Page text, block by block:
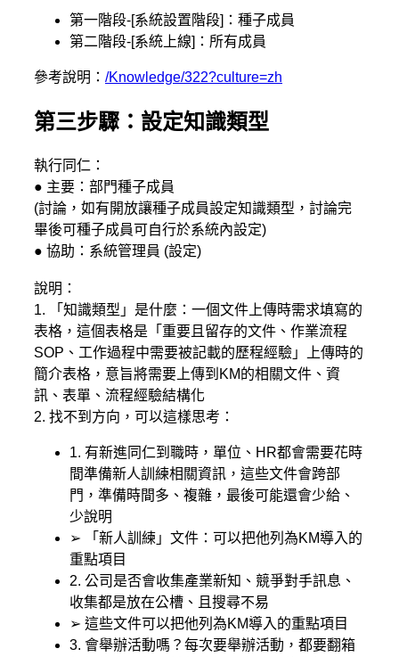
第一階段-[系統設置階段]：種子成員
第二階段-[系統上線]：所有成員
參考說明： /Knowledge/322?culture=zh
第三步驟：設定知識類型
執行同仁：
● 主要：部門種子成員
(討論，如有開放讓種子成員設定知識類型，討論完
畢後可種子成員可自行於系統內設定)
● 協助：系統管理員 (設定)
說明：
1. 「知識類型」是什麼：一個文件上傳時需求填寫的
表格，這個表格是「重要且留存的文件、作業流程
SOP、工作過程中需要被記載的歷程經驗」上傳時的
簡介表格，意旨將需要上傳到KM的相關文件、資
訊、表單、流程經驗結構化
2. 找不到方向，可以這樣思考：
1. 有新進同仁到職時，單位、HR都會需要花時
間準備新人訓練相關資訊，這些文件會跨部
門，準備時間多、複雜，最後可能還會少給、
少說明
➢ 「新人訓練」文件：可以把他列為KM導入的
重點項目
2. 公司是否會收集產業新知、競爭對手訊息、
收集都是放在公槽、且搜尋不易
➢ 這些文件可以把他列為KM導入的重點項目
3. 會舉辦活動嗎？每次要舉辦活動，都要翻箱